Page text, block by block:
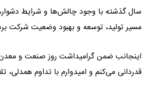
سال گذشته با وجود چالش‌ها و شرایط
مسیر تولید، توسعه و بهبود وضعیت شرکت
اینجانب ضمن گرامیداشت روز صنعت و
قدردانی می‌کنم و امیدوارم با تداوم